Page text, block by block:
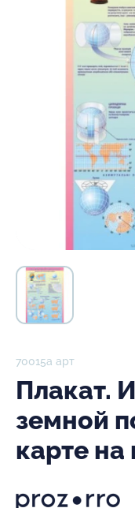
70015а арт
Плакат.
земной
карте на